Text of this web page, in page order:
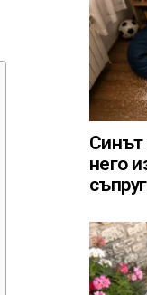
Синът
него